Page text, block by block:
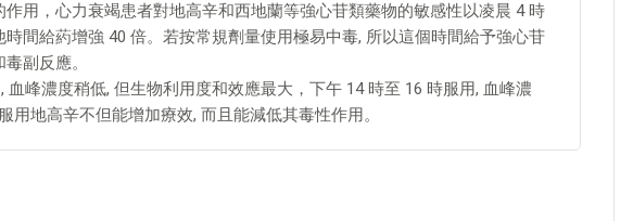
用，心力衰竭患者對地高辛和西地蘭等強心苷類藥物的敏感性以凌晨 4 時
間給葯增強 40 倍。若按常規劑量使用極易中毒, 所以這個時間給予強心苷
副反應。
血峰濃度稍低, 但生物利用度和效應最大，下午 14 時至 16 時服用, 血峰濃
用地高辛不但能增加療效, 而且能減低其毒性作用。